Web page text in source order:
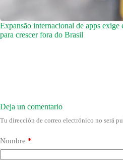
Expansão internacional de apps exige
para crescer fora do Brasil
Deja un comentario
Tu dirección de correo electrónico no será
Nombre *